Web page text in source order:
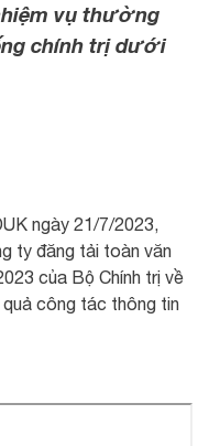
vụ thường
chính trị dưới
ngày 21/7/2023,
ty đăng tải toàn văn
của Bộ Chính trị về
công tác thông tin